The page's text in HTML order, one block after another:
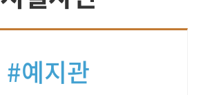
#예지관